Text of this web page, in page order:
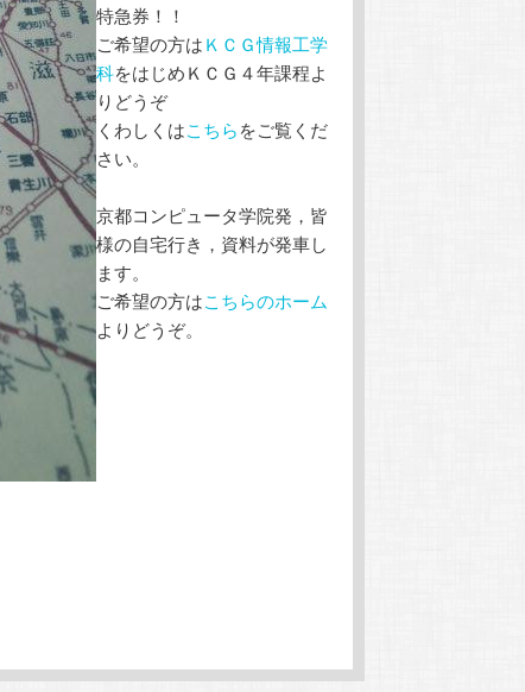
特急券！！
ご希望の方はＫＣＧ情報工学
科をはじめＫＣＧ４年課程よ
りどうぞ
くわしくはこちらをご覧くだ
さい。
京都コンピュータ学院発，皆
様の自宅行き，資料が発車し
ます。
ご希望の方はこちらのホーム
よりどうぞ。